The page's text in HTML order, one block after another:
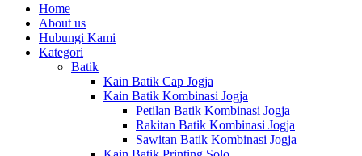
Home
About us
Hubungi Kami
Kategori
Batik
Kain Batik Cap Jogja
Kain Batik Kombinasi Jogja
Petilan Batik Kombinasi Jogja
Rakitan Batik Kombinasi Jogja
Sawitan Batik Kombinasi Jogja